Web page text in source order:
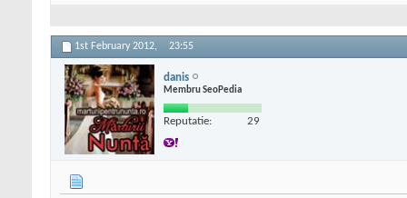
1st February 2012, 23:55
danis
Membru SeoPedia
Reputatie: 29